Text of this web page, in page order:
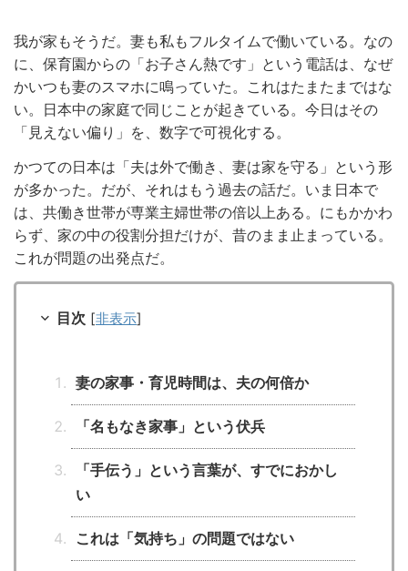
我が家もそうだ。妻も私もフルタイムで働いている。なの
に、保育園からの「お子さん熱です」という電話は、なぜ
かいつも妻のスマホに鳴っていた。これはたまたまではな
い。日本中の家庭で同じことが起きている。今日はその
「見えない偏り」を、数字で可視化する。
かつての日本は「夫は外で働き、妻は家を守る」という形
が多かった。だが、それはもう過去の話だ。いま日本で
は、共働き世帯が専業主婦世帯の倍以上ある。にもかかわ
らず、家の中の役割分担だけが、昔のまま止まっている。
これが問題の出発点だ。
目次 [非表示]
妻の家事・育児時間は、夫の何倍か
「名もなき家事」という伏兵
「手伝う」という言葉が、すでにおかし
い
これは「気持ち」の問題ではない